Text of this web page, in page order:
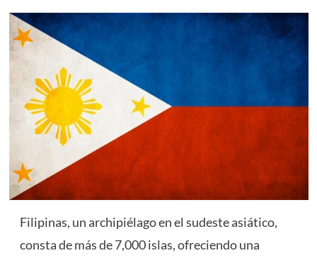
Filipinas, un archipiélago en el sudeste asiático,
consta de más de 7,000 islas, ofreciendo una